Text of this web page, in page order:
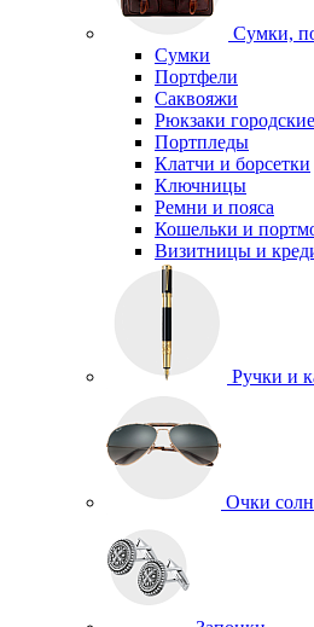
Сумки,
Сумки
Портфели
Саквояжи
Рюкзаки городские
Портпледы
Клатчи и борсетки
Ключницы
Ремни и пояса
Кошельки и
Визитницы и
Ручки и
Очки